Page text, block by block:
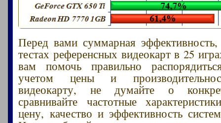
Перед вами суммарная
тестах референсных видеокарт в 25
вам помочь правильно
учетом цены и
видеокарту, не думайте о
сравнивайте частотные
цену, качество и эффективность